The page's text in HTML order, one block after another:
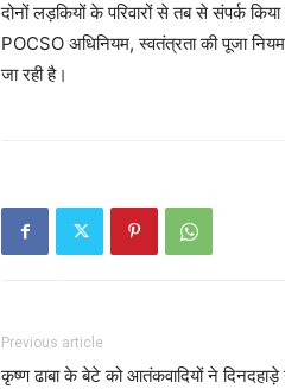
दोनों लड़कियों के परिवारों से तब से संपर्क
POCSO अधिनियम, स्वतंत्रता की पूजा
जा रही है।
Previous article
कृष्ण ढाबा के बेटे को आतंकवादियों ने दिनदहाड़े